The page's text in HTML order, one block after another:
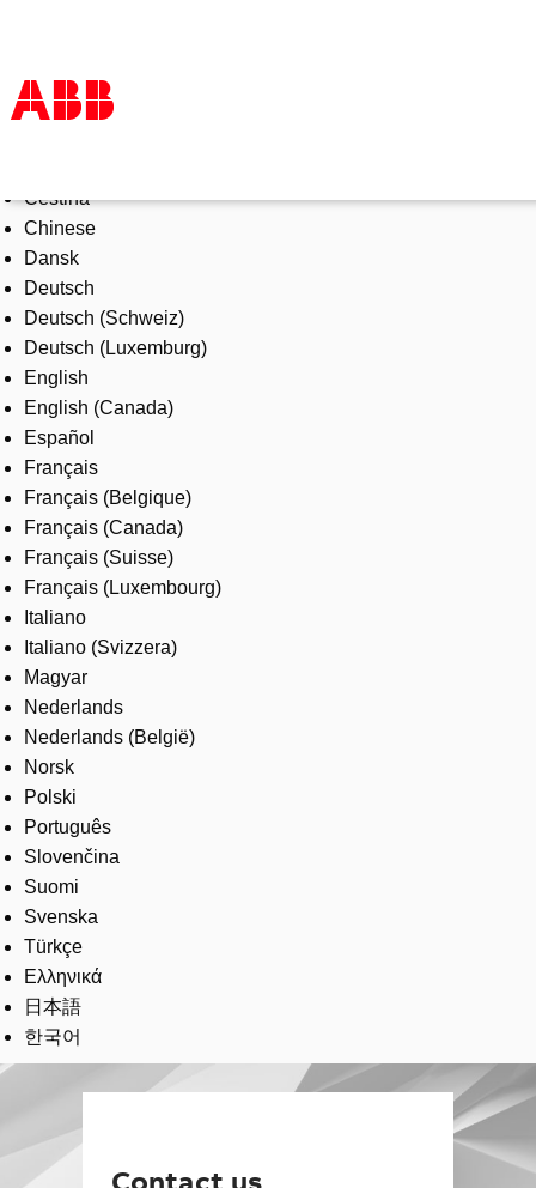
Products & Solutions
Industries
Services
About us
Where to buy
Contact us
Careers
Čeština
Chinese
Dansk
Deutsch
Deutsch (Schweiz)
Deutsch (Luxemburg)
English
English (Canada)
Español
Français
Français (Belgique)
Français (Canada)
Français (Suisse)
Français (Luxembourg)
Italiano
Italiano (Svizzera)
Magyar
Nederlands
Nederlands (België)
Norsk
Polski
Português
Slovenčina
Suomi
Svenska
Türkçe
Ελληνικά
日本語
한국어
Contact us